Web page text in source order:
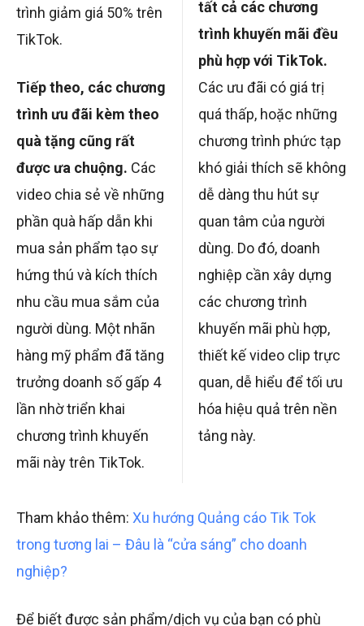
trình giảm giá 50% trên
TikTok.
Tiếp theo, các chương
trình ưu đãi kèm theo
quà tặng cũng rất
được ưa chuộng. Các
video chia sẻ về những
phần quà hấp dẫn khi
mua sản phẩm tạo sự
hứng thú và kích thích
nhu cầu mua sắm của
người dùng. Một nhãn
hàng mỹ phẩm đã tăng
trưởng doanh số gấp 4
lần nhờ triển khai
chương trình khuyến
mãi này trên TikTok.
tất cả các chương
trình khuyến mãi đều
phù hợp với TikTok.
Các ưu đãi có giá trị
quá thấp, hoặc những
chương trình phức tạp
khó giải thích sẽ không
dễ dàng thu hút sự
quan tâm của người
dùng. Do đó, doanh
nghiệp cần xây dựng
các chương trình
khuyến mãi phù hợp,
thiết kế video clip trực
quan, dễ hiểu để tối ưu
hóa hiệu quả trên nền
tảng này.
Tham khảo thêm: Xu hướng Quảng cáo Tik Tok
trong tương lai – Đâu là “cửa sáng” cho doanh
nghiệp?
Để biết được sản phẩm/dịch vụ của bạn có phù